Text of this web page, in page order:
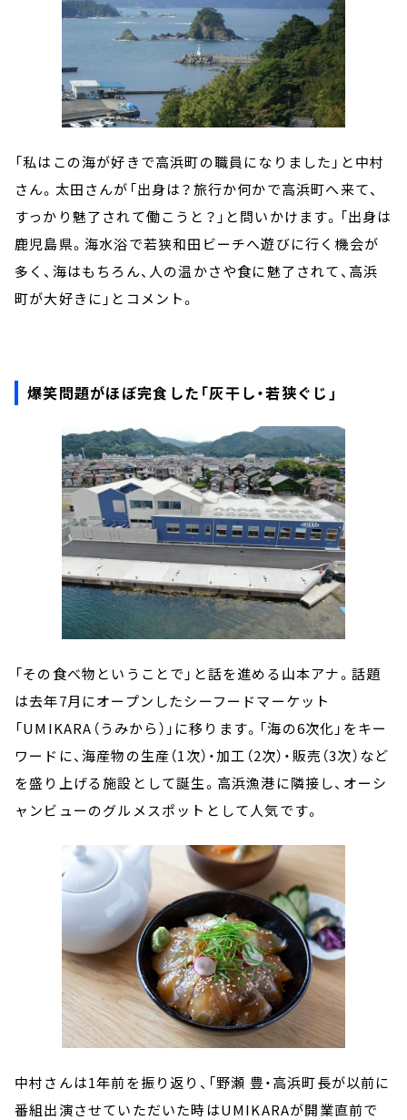
「私はこの海が好きで高浜町の職員になりました」と中村
さん。太田さんが「出身は？旅行か何かで高浜町へ来て、
すっかり魅了されて働こうと？」と問いかけます。「出身は
鹿児島県。海水浴で若狭和田ビーチへ遊びに行く機会が
多く、海はもちろん、人の温かさや食に魅了されて、高浜
町が大好きに」とコメント。
爆笑問題がほぼ完食した「灰干し・若狭ぐじ」
「その食べ物ということで」と話を進める山本アナ。話題
は去年7月にオープンしたシーフードマーケット
「UMIKARA（うみから）」に移ります。「海の6次化」をキー
ワードに、海産物の生産（1次）・加工（2次）・販売（3次）など
を盛り上げる施設として誕生。高浜漁港に隣接し、オーシ
ャンビューのグルメスポットとして人気です。
中村さんは1年前を振り返り、「野瀬 豊・高浜町長が以前に
番組出演させていただいた時はUMIKARAが開業直前で